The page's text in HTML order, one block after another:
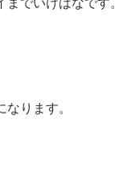
ります。